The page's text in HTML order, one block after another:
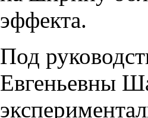
эффекта.
Под
Евгеньевны